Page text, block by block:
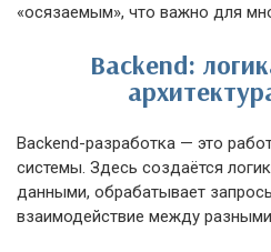
«осязаемым», что важно для
Backend:
Backend-разработка — это
системы. Здесь создаётся
данными, обрабатывает
взаимодействие между